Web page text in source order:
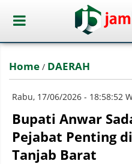
Home / DAERAH
Rabu, 17/06/2026 - 18:58:52
Bupati Anwar
Pejabat Penting
Tanjab Barat